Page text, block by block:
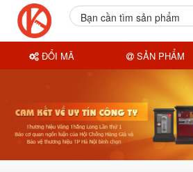
Bạn cần tìm sản phẩm
ĐỔI MÃ SẢN PHẨM